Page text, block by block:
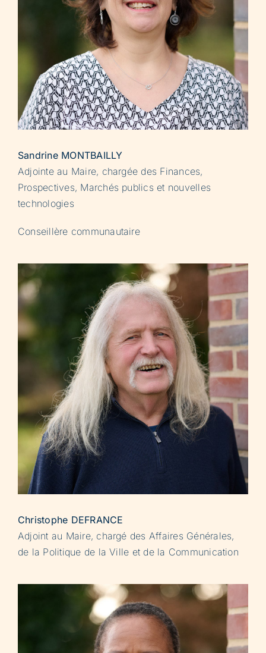
Sandrine MONTBAILLY
Adjointe au Maire, chargée des Finances,
Prospectives, Marchés publics et nouvelles
technologies
Conseillère communautaire
Christophe DEFRANCE
Adjoint au Maire, chargé des Affaires Générales,
de la Politique de la Ville et de la Communication